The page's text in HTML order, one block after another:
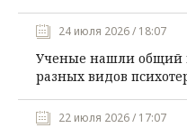
24 июля 2026 / 18:07
Ученые нашли общий
разных видов
22 июля 2026 / 17:07